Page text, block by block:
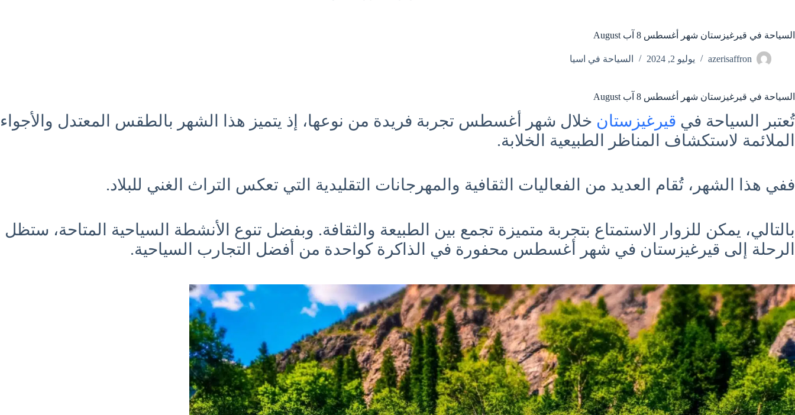
السياحة في قيرغيزستان شهر أغسطس 8 آب August
azerisaffron يوليو 2, 2024 السياحة في اسيا
السياحة في قيرغيزستان شهر أغسطس 8 آب August
تُعتبر السياحة في قيرغيزستان خلال شهر أغسطس تجربة فريدة من نوعها، إذ يتميز هذا الشهر بالطقس المعتدل والأجواء
الملائمة لاستكشاف المناظر الطبيعية الخلابة.
ففي هذا الشهر، تُقام العديد من الفعاليات الثقافية والمهرجانات التقليدية التي تعكس التراث الغني للبلاد.
بالتالي، يمكن للزوار الاستمتاع بتجربة متميزة تجمع بين الطبيعة والثقافة. وبفضل تنوع الأنشطة السياحية المتاحة، ستظل
الرحلة إلى قيرغيزستان في شهر أغسطس محفورة في الذاكرة كواحدة من أفضل التجارب السياحية.